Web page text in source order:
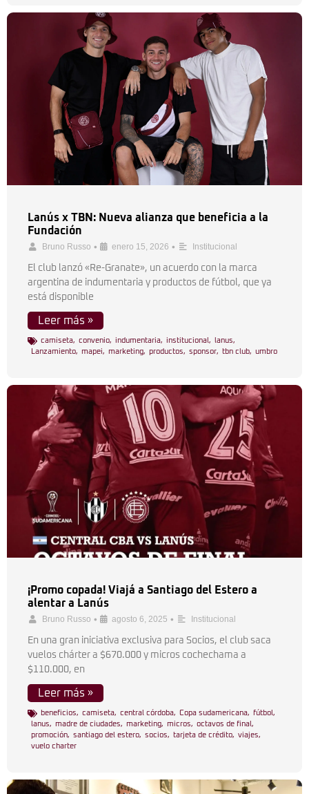
Lanús x TBN: Nueva alianza que beneficia a la
Fundación
Bruno Russo • enero 15, 2026 • Institucional
El club lanzó «Re-Granate», un acuerdo con la marca
argentina de indumentaria y productos de fútbol, que ya
está disponible
Leer más »
camiseta, convenio, indumentaria, institucional , lanus,
Lanzamiento, mapei, marketing, productos, sponsor, tbn club, umbro
¡Promo copada! Viajá a Santiago del Estero a
alentar a Lanús
Bruno Russo • agosto 6, 2025 • Institucional
En una gran iniciativa exclusiva para Socios, el club saca
vuelos chárter a $670.000 y micros cochechama a
$110.000, en
Leer más »
beneficios, camiseta, central córdoba, Copa sudamericana, fútbol ,
lanus, madre de ciudades, marketing, micros, octavos de final ,
promoción, santiago del estero, socios, tarjeta de crédito, viajes,
vuelo charter